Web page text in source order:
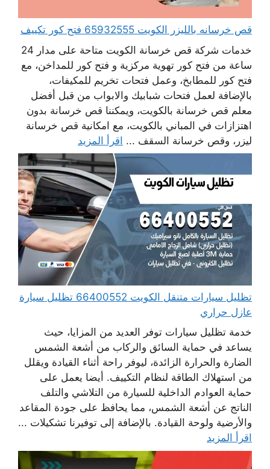
قص خرسانه بالليزر الكويت 65932555 فتح كور تكييف
خدمات شركة قص خرسانة الكويت متاحة على مدار 24
ساعة من فتح كور تهوية مركزية و فتح كور للمداخن، مع
فتح كور للمطابخ، وعمل فتحات تخريم للمكيفات،
بالإضافة لعمل فتحات شبابيك والابواب من قبل أفضل
معلم قص خرسانة بالكويت، ويمكننا قص خرسانة بدون
اهتزازات في المباني بالكويت، مع امكانية قص خرسانة
ليزر، وقص خرسانة السقف ... اقرأ المزيد
تظليل سيارات متنقل الكويت 66400552 تظليل سيارة
عازل حراري
خدمة تظليل سيارات توفر العديد من المزايا، حيث
يساعد في حماية السائق والركاب من أشعة الشمس
الضارة والحرارة الزائدة، ليوفر راحة أثناء القيادة ويقلل
من استهلاك الطاقة لنظام التكييف. أيضا يعمل على
حماية العوادم الداخلية للسيارة من التلاشي والتلف
الناتج عن أشعة الشمس، مما يحافظ على جودة المقاعد
والأرضية ولوحة القيادة. بالإضافة إلى توفيرنا تشكيلات ...
اقرأ المزيد